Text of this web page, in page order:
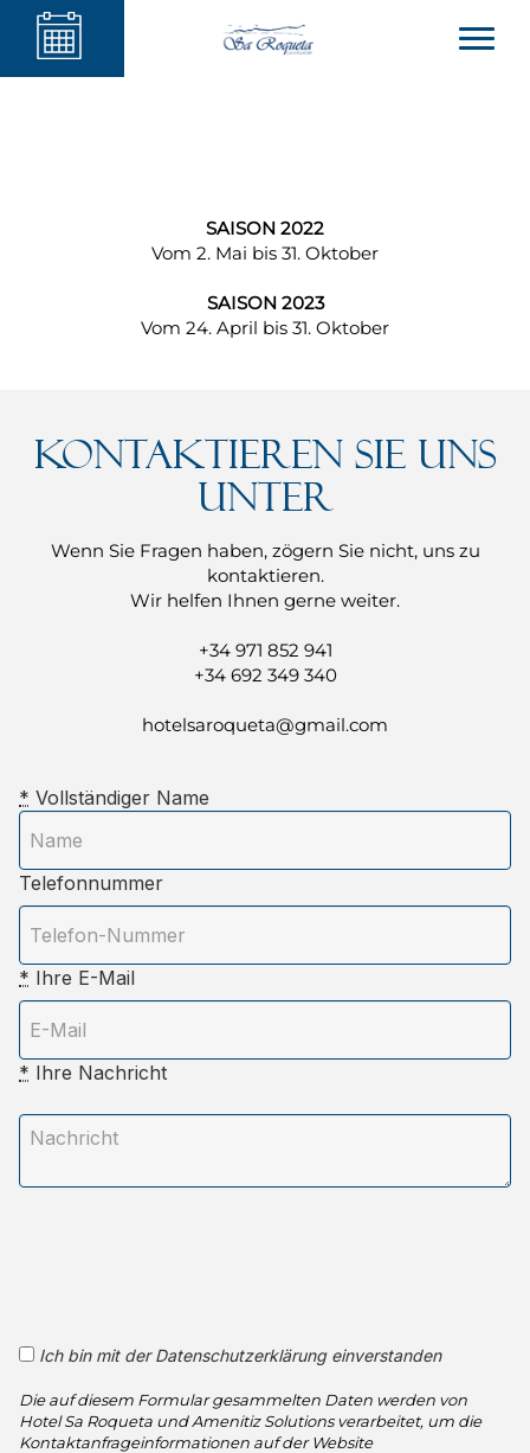
SAISON 2022
Vom 2. Mai bis 31. Oktober
SAISON 2023
Vom 24. April bis 31. Oktober
Kontaktieren Sie uns
unter
Wenn Sie Fragen haben, zögern Sie nicht, uns zu
kontaktieren.
Wir helfen Ihnen gerne weiter.
+34 971 852 941
+34 692 349 340
hotelsaroqueta@gmail.com
* Vollständiger Name
Telefonnummer
* Ihre E-Mail
* Ihre Nachricht
Ich bin mit der Datenschutzerklärung einverstanden
Die auf diesem Formular gesammelten Daten werden von
Hotel Sa Roqueta und Amenitiz Solutions verarbeitet, um die
Kontaktanfrageinformationen auf der Website